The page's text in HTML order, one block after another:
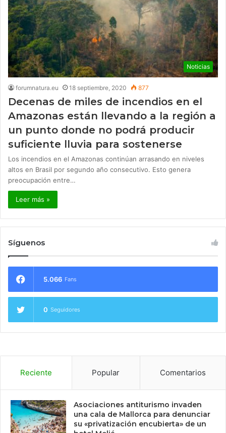
Noticias
forumnatura.eu 18 septiembre, 2020 877
Decenas de miles de incendios en el
Amazonas están llevando a la región a
un punto donde no podrá producir
suficiente lluvia para sostenerse
Los incendios en el Amazonas continúan arrasando en niveles
altos en Brasil por segundo año consecutivo. Esto genera
preocupación entre…
Leer más »
Síguenos
5.066 Fans
0 Seguidores
Reciente Popular Comentarios
Asociaciones antiturismo invaden
una cala de Mallorca para denunciar
su «privatización encubierta» de un